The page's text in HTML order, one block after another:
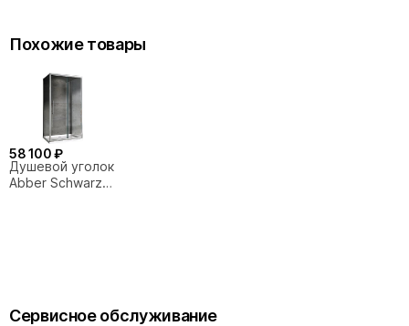
Похожие товары
58 100 ₽
Душевой уголок
Abber Schwarzer
Сервисное обслуживание